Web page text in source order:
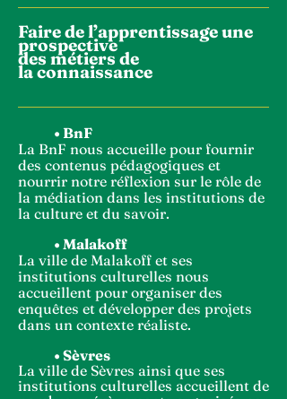
Faire de l’apprentissageune
prospective
des métiers de
laconnaissance
• BnF
La BnF nous accueille pour fournir
des contenus pédagogiques et
nourrir notre réflexion sur le rôle de
la médiation dans les institutions de
la culture et du savoir.
• Malakoff
La ville de Malakoff et ses
institutions culturelles nous
accueillent pour organiser des
enquêtes et développer des projets
dans un contexte réaliste.
• Sèvres
La ville de Sèvres ainsi que ses
institutions culturelles accueillent de